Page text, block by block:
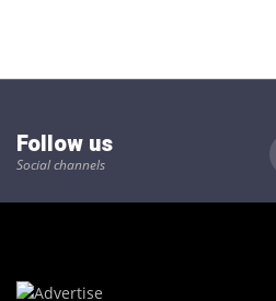
Follow us
Social channels